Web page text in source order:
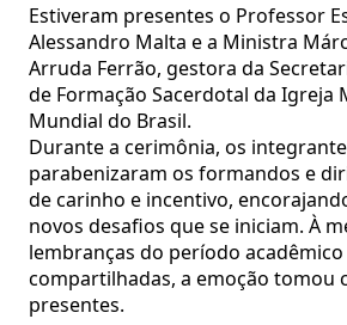
Estiveram presentes o Professor
Alessandro Malta e a Ministra
Arruda Ferrão, gestora da
de Formação Sacerdotal da Igreja
Mundial do Brasil.
Durante a cerimônia, os
parabenizaram os formandos e
de carinho e incentivo,
novos desafios que se iniciam. À
lembranças do período
compartilhadas, a emoção tomou
presentes.